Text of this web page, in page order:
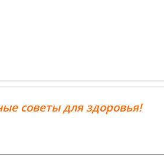
советы для здоровья!